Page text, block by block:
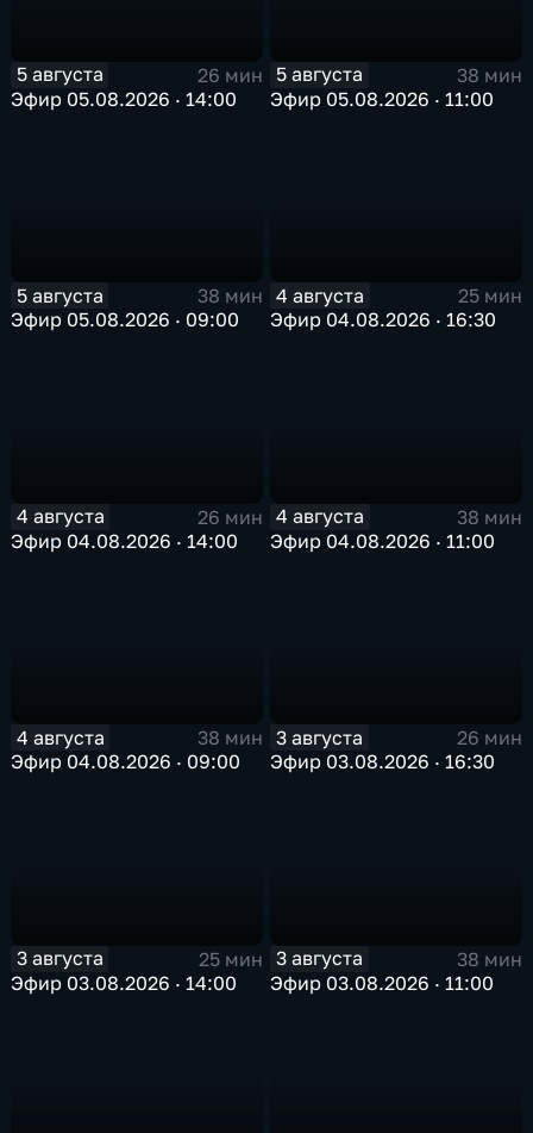
5 августа
26 мин
Эфир 05.08.2026 · 14:00
5 августа
38 мин
Эфир 05.08.2026 · 11:00
5 августа
38 мин
Эфир 05.08.2026 · 09:00
4 августа
25 мин
Эфир 04.08.2026 · 16:30
4 августа
26 мин
Эфир 04.08.2026 · 14:00
4 августа
38 мин
Эфир 04.08.2026 · 11:00
4 августа
38 мин
Эфир 04.08.2026 · 09:00
3 августа
26 мин
Эфир 03.08.2026 · 16:30
3 августа
25 мин
Эфир 03.08.2026 · 14:00
3 августа
38 мин
Эфир 03.08.2026 · 11:00